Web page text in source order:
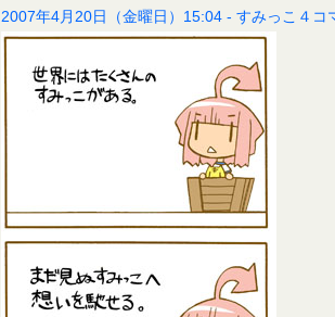
2007年4月20日（金曜日）15:04 - すみっこ４コ